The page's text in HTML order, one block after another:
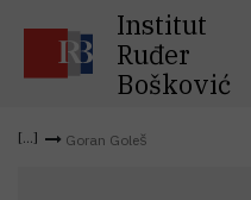
Institut
Ruđer
Bošković
Goran Goleš